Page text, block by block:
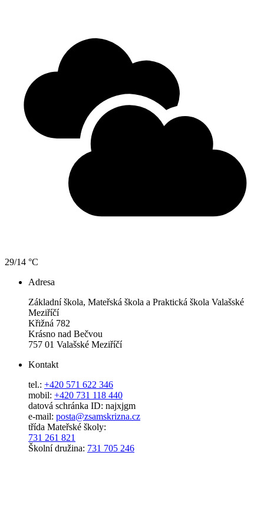
29/14 °C
Adresa
Základní škola, Mateřská škola a Praktická škola Valašské
Meziříčí
Křižná 782
Krásno nad Bečvou
757 01 Valašské Meziříčí
Kontakt
tel.: +420 571 622 346
mobil: +420 731 118 440
datová schránka ID: najxjgm
e-mail: posta@zsamskrizna.cz
třída Mateřské školy:
731 261 821
Školní družina: 731 705 246